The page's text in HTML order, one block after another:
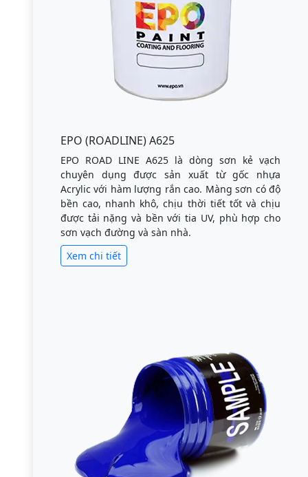
EPO (ROADLINE) A625
EPO ROAD LINE A625 là dòng sơn kẻ vạch
chuyên dụng được sản xuất từ gốc nhựa
Acrylic với hàm lượng rắn cao. Màng sơn có độ
bền cao, nhanh khô, chịu thời tiết tốt và chịu
được tải nặng và bền với tia UV, phù hợp cho
sơn vạch đường và sàn nhà.
Xem chi tiết